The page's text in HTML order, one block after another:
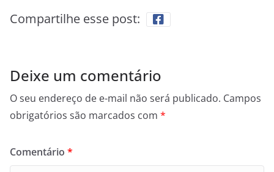
Compartilhe esse post:
Deixe um comentário
O seu endereço de e-mail não será publicado. Campos
obrigatórios são marcados com *
Comentário *